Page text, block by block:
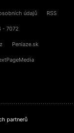
údajů RSS
- 7072
Peniaze.sk
partnerů